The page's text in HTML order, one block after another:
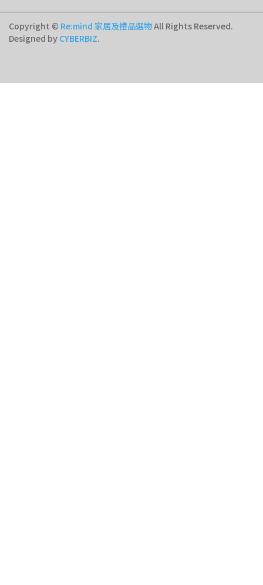
Copyright © Re:mind 家居及禮品選物All Rights Reserved.
Designed by CYBERBIZ.